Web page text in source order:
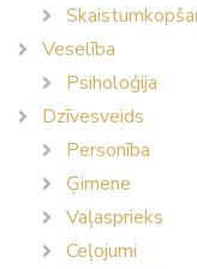
Veselība
Psiholoģija
Dzīvesveids
Personība
Ģimene
Vaļasprieks
Ceļojumi